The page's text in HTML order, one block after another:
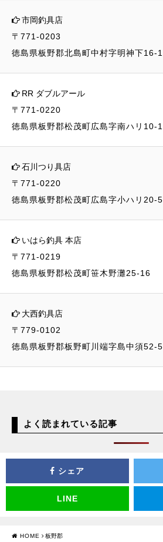
市岡釣具店
〒771-0203
徳島県板野郡北島町中村字明神下16-1
RR ダブルアール
〒771-0220
徳島県板野郡松茂町広島字南ハリ10-1
石川つり具店
〒771-0220
徳島県板野郡松茂町広島字小ハリ20-5
いはら釣具 本店
〒771-0219
徳島県板野郡松茂町笹木野灘25-16
大西釣具店
〒779-0102
徳島県板野郡板野町川端字島中須52-5
よく読まれている記事
シェア
LINE
HOME 板野郡